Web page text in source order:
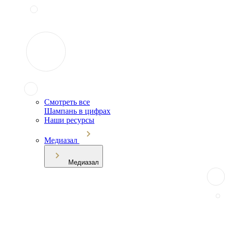
Смотреть все
Шампань в цифрах
Наши ресурсы
Медиазал
Медиазал